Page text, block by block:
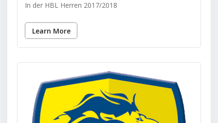
In der HBL Herren 2017/2018
Learn More